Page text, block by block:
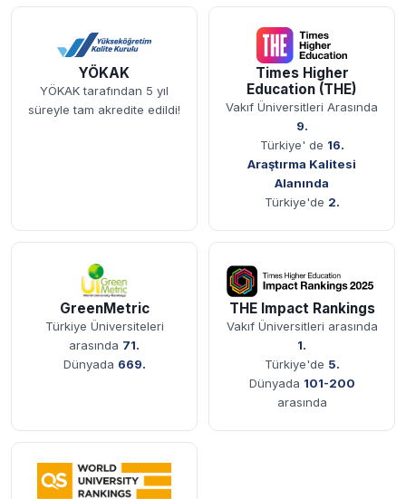
Akreditasyon ve Sıralama Bilgileri
YÖKAK
YÖKAK tarafından 5 yıl
süreyle tam akredite edildi!
Times Higher
Education (THE)
Vakıf Üniversitleri Arasında
9.
Türkiye' de 16.
Araştırma Kalitesi
Alanında
Türkiye'de 2.
GreenMetric
Türkiye Üniversiteleri
arasında 71.
Dünyada 669.
THE Impact Rankings
Vakıf Üniversitleri arasında
1.
Türkiye'de 5.
Dünyada 101-200
arasında